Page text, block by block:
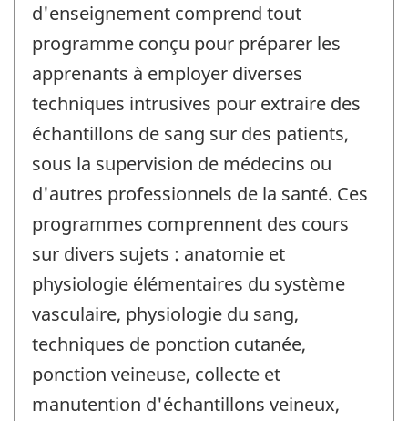
d'enseignement comprend tout
programme conçu pour préparer les
apprenants à employer diverses
techniques intrusives pour extraire des
échantillons de sang sur des patients,
sous la supervision de médecins ou
d'autres professionnels de la santé. Ces
programmes comprennent des cours
sur divers sujets : anatomie et
physiologie élémentaires du système
vasculaire, physiologie du sang,
techniques de ponction cutanée,
ponction veineuse, collecte et
manutention d'échantillons veineux,